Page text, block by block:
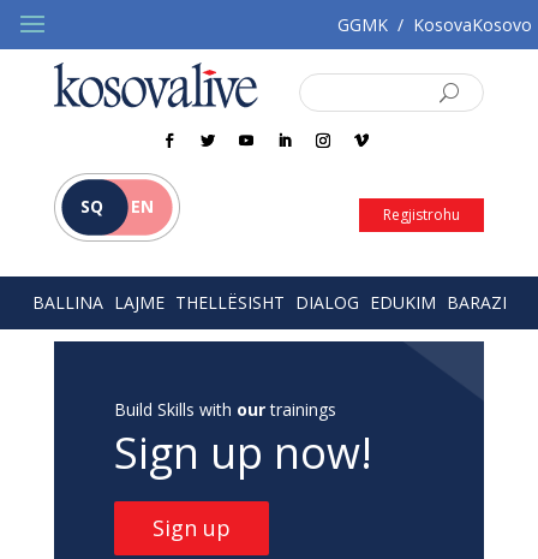
GGMK / KosovaKosovo
SQ EN Regjistrohu
BALLINA LAJME THELLËSISHT DIALOG EDUKIM BARAZI
Build Skills with ourtrainings
Sign up now!
Sign up